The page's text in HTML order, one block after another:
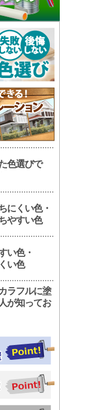
色選びで
にくい色・
やすい色
い色・
い色
ラフルに塗
が知ってお